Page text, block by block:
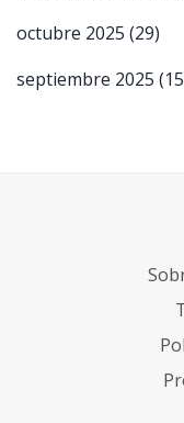
octubre 2025 (29)
septiembre 2025